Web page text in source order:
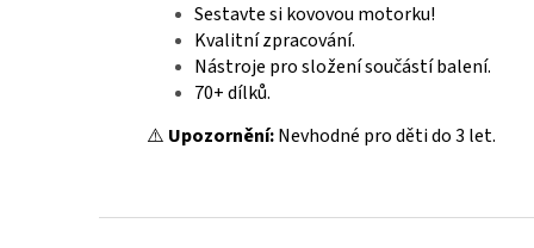
Sestavte si kovovou motorku!
Kvalitní zpracování.
Nástroje pro složení součástí balení.
70+ dílků.
⚠️ Upozornění:Nevhodné pro děti do 3 let.